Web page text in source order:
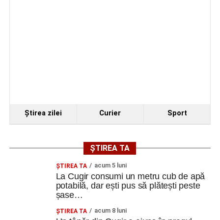
Ştirea zilei Curier Sport
ȘTIREA TA
ȘTIREA TA acum 5 luni
La Cugir consumi un metru cub de apă
potabilă, dar ești pus să plătești peste
șase…
ȘTIREA TA acum 8 luni